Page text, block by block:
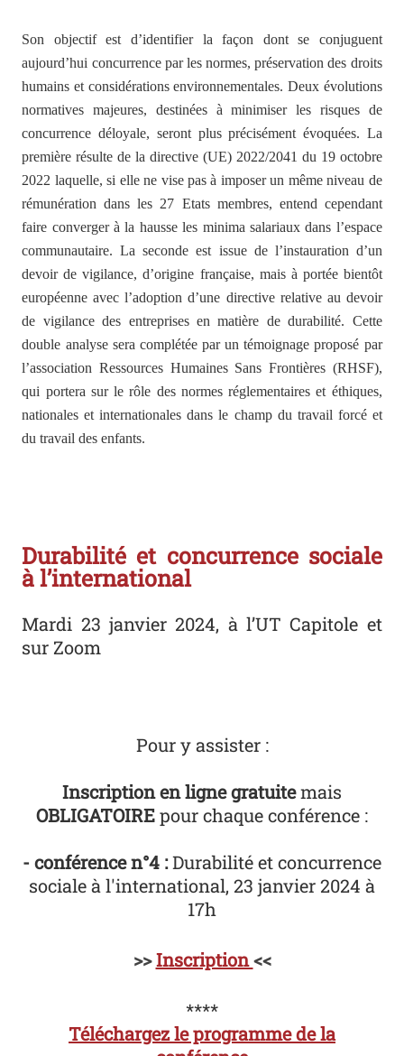
Son objectif est d’identifier la façon dont se conjuguent
aujourd’hui concurrence par les normes, préservation des droits
humains et considérations environnementales. Deux évolutions
normatives majeures, destinées à minimiser les risques de
concurrence déloyale, seront plus précisément évoquées. La
première résulte de la directive (UE) 2022/2041 du 19 octobre
2022 laquelle, si elle ne vise pas à imposer un même niveau de
rémunération dans les 27 Etats membres, entend cependant
faire converger à la hausse les minima salariaux dans l’espace
communautaire. La seconde est issue de l’instauration d’un
devoir de vigilance, d’origine française, mais à portée bientôt
européenne avec l’adoption d’une directiverelative au devoir
de vigilance des entreprises en matière de durabilité. Cette
double analyse sera complétée parun témoignage proposé par
l’associationRessources Humaines Sans Frontières (RHSF),
qui portera sur le rôle des normes réglementaires et éthiques,
nationales et internationales dans le champ du travail forcé et
du travail des enfants.
Durabilité et concurrence sociale
à l’international
Mardi 23 janvier 2024, à l’UT Capitole et
sur Zoom
Pour y assister :
Inscription en ligne gratuitemais
OBLIGATOIREpour chaque conférence :
- conférence n°4 :Durabilité et concurrence
sociale à l'international, 23 janvier 2024 à
17h
>>Inscription<<
****
Téléchargez le programme de la